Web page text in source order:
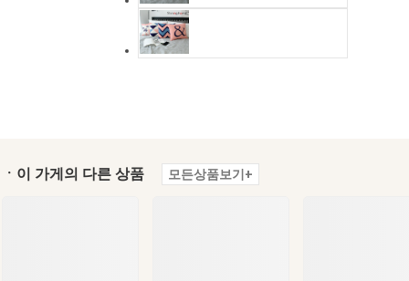
ㆍ이 가게의 다른 상품 모든상품보기+